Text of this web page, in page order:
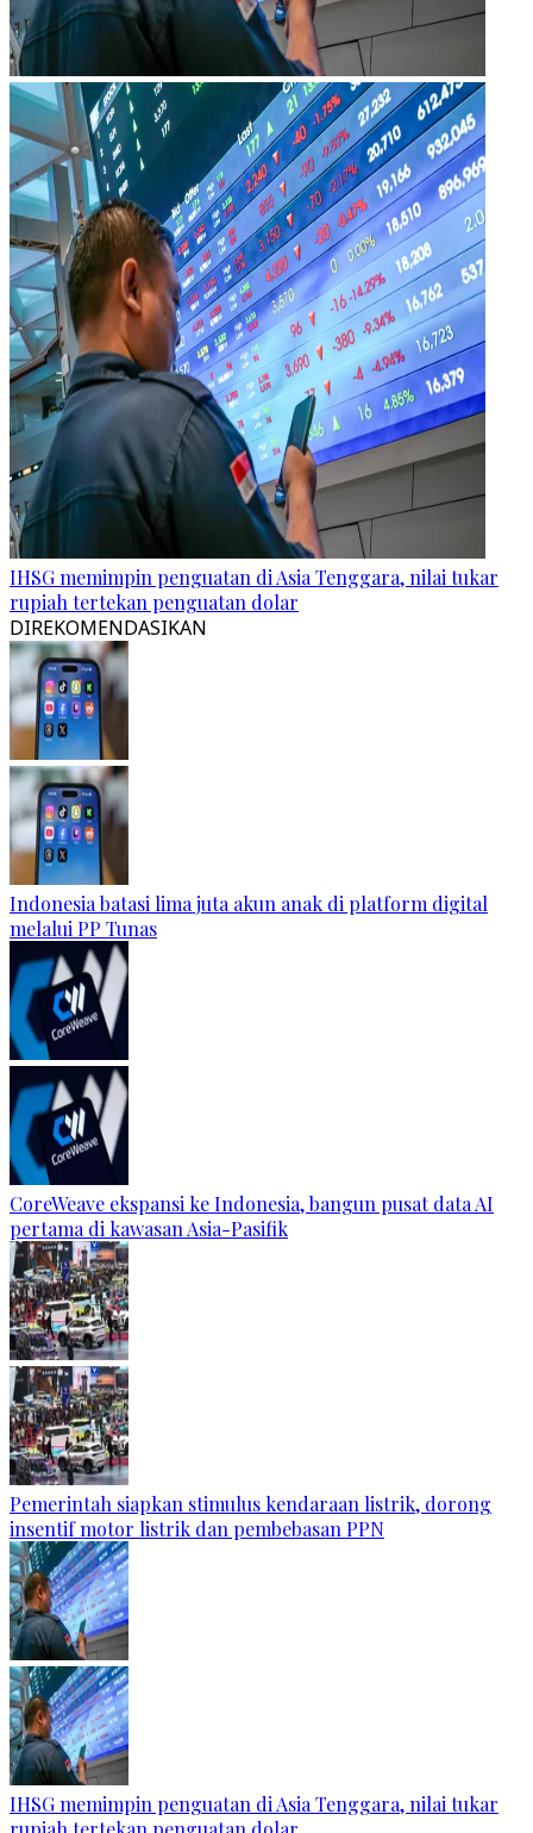
IHSG memimpin penguatan di Asia Tenggara, nilai tukar
rupiah tertekan penguatan dolar
DIREKOMENDASIKAN
Indonesia batasi lima juta akun anak di platform digital
melalui PP Tunas
CoreWeave ekspansi ke Indonesia, bangun pusat data AI
pertama di kawasan Asia-Pasifik
Pemerintah siapkan stimulus kendaraan listrik, dorong
insentif motor listrik dan pembebasan PPN
IHSG memimpin penguatan di Asia Tenggara, nilai tukar